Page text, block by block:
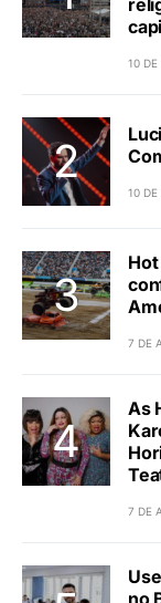
10 DE
10 DE
7 DE
As
7 DE
no